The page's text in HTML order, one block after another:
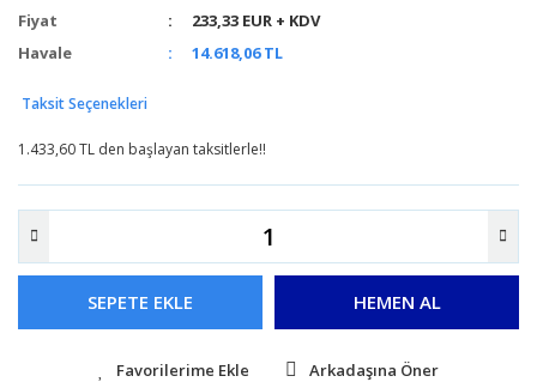
Fiyat
233,33 EUR + KDV
Havale
14.618,06 TL
Taksit Seçenekleri
1.433,60 TL den başlayan taksitlerle!!
SEPETE EKLE HEMEN AL
Arkadaşına Öner